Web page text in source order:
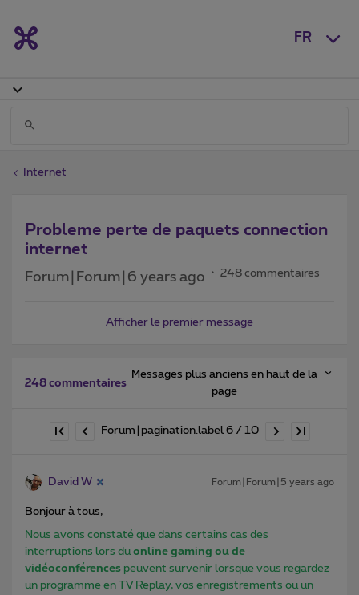
FR
Internet
Probleme perte de paquets connection
internet
Forum|Forum|6 years ago 248 commentaires
Afficher le premier message
248 commentaires
Messages plus anciens en haut de la
page
Forum|pagination.label 6 / 10
David W Forum|Forum|5 years ago
Bonjour à tous,
Nous avons constaté que dans certains cas des
interruptions lors du online gaming ou de
vidéoconférences peuvent survenir lorsque vous regardez
un programme en TV Replay, vos enregistrements ou un